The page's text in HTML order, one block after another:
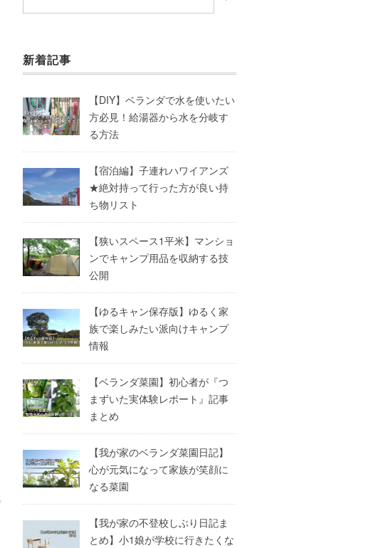
新着記事
【DIY】ベランダで水を使いたい
方必見！給湯器から水を分岐す
る方法
【宿泊編】子連れハワイアンズ
★絶対持って行った方が良い持
ち物リスト
【狭いスペース1平米】マンショ
ンでキャンプ用品を収納する技
公開
【ゆるキャン保存版】ゆるく家
族で楽しみたい派向けキャンプ
情報
【ベランダ菜園】初心者が『つ
まずいた実体験レポート』記事
まとめ
【我が家のベランダ菜園日記】
心が元気になって家族が笑顔に
なる菜園
【我が家の不登校しぶり日記ま
とめ】小1娘が学校に行きたくな